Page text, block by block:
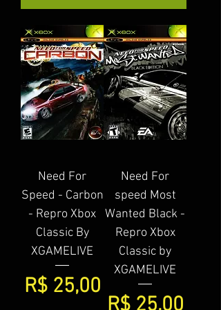
Need For
Speed - Carbon
- Repro Xbox
Classic By
XGAMELIVE
Preço
R$ 25,00
Need For
speed Most
Wanted Black -
Repro Xbox
Classic by
XGAMELIVE
Preço